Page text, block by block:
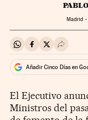
Madrid -
Compartir en
Compartir en
Compartir
Añadir Cinco Días en
El Ejecutivo
Ministros del